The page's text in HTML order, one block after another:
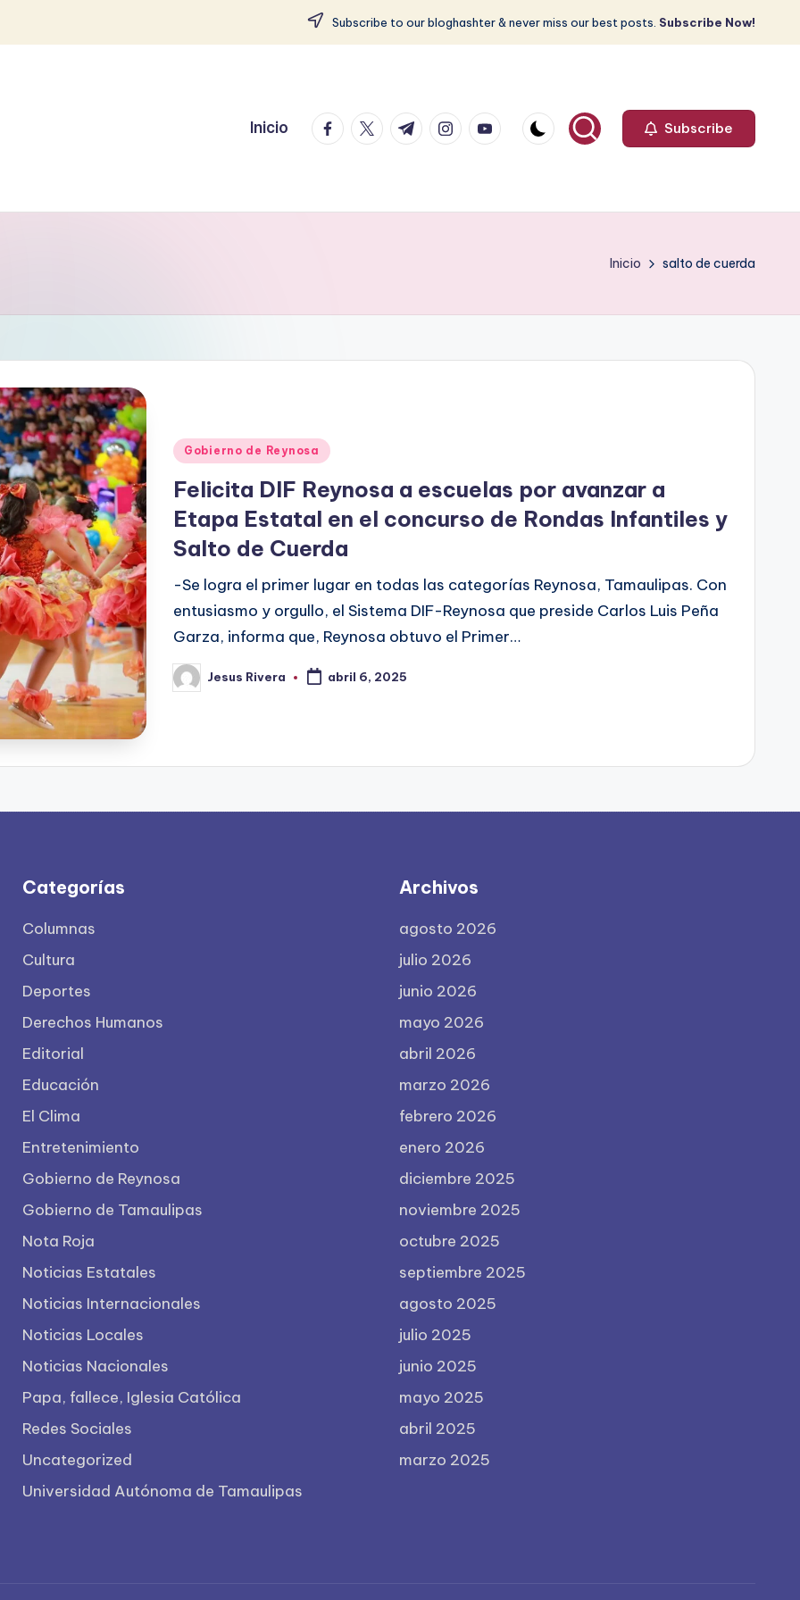
Subscribe to our bloghashter & never miss our best posts. Subscribe Now!
Inicio facebook.com
twitter.com
t.me instagram.com
youtube.com Subscribe
Inicio salto de cuerda
Publicado
Gobierno de Reynosa
Felicita DIF Reynosa a escuelas por avanzar a
Etapa Estatal en el concurso de Rondas Infantiles y
Salto de Cuerda
-Se logra el primer lugar en todas las categorías Reynosa, Tamaulipas. Con
entusiasmo y orgullo, el Sistema DIF-Reynosa que preside Carlos Luis Peña
Garza, informa que, Reynosa obtuvo el Primer…
Publicado
por
Jesus Rivera abril 6, 2025
Categorías
Columnas
Cultura
Deportes
Derechos Humanos
Editorial
Educación
El Clima
Entretenimiento
Gobierno de Reynosa
Gobierno de Tamaulipas
Nota Roja
Noticias Estatales
Noticias Internacionales
Noticias Locales
Noticias Nacionales
Papa, fallece, Iglesia Católica
Redes Sociales
Uncategorized
Universidad Autónoma de Tamaulipas
Archivos
agosto 2026
julio 2026
junio 2026
mayo 2026
abril 2026
marzo 2026
febrero 2026
enero 2026
diciembre 2025
noviembre 2025
octubre 2025
septiembre 2025
agosto 2025
julio 2025
junio 2025
mayo 2025
abril 2025
marzo 2025